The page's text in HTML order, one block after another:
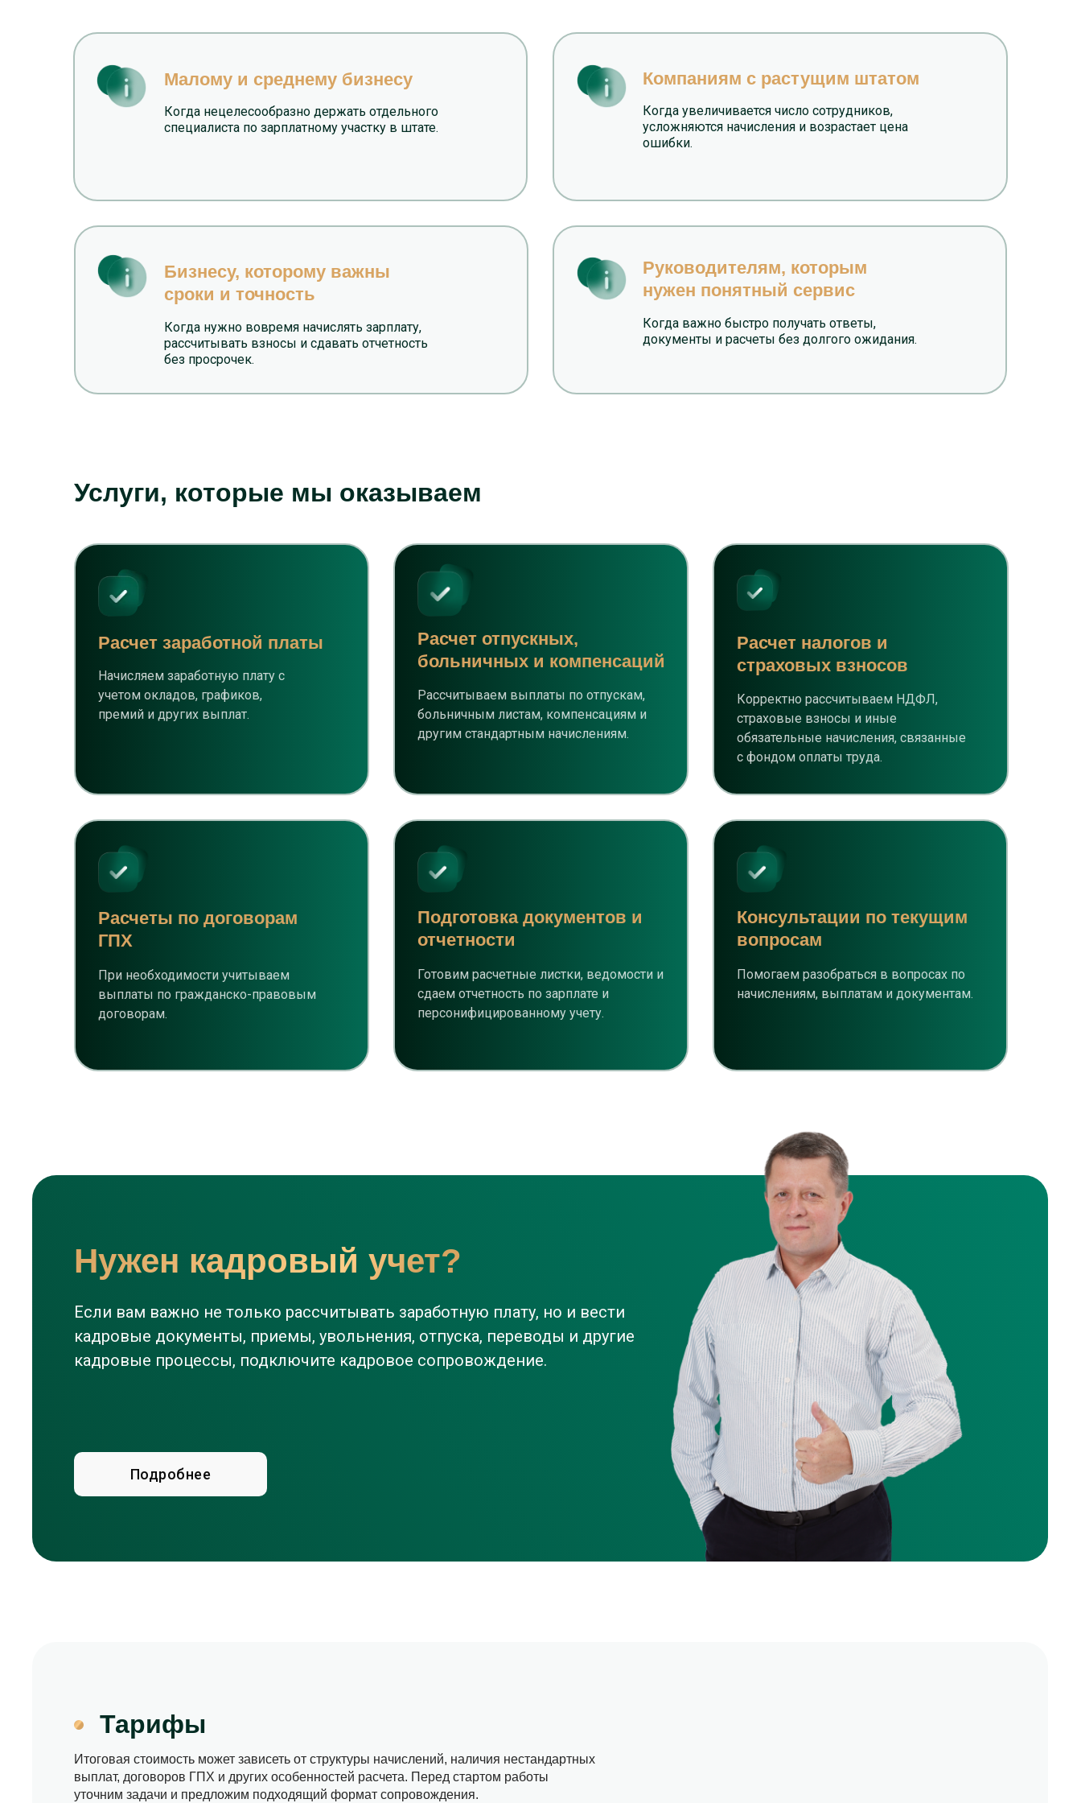
Малому и среднему бизнесу
Руководителям, которым
нужен понятный сервис
Бизнесу, которому важны
сроки и точность
Компаниям с растущим штатом
Когда нецелесообразно держать отдельного
специалиста по зарплатному участку в штате.
Когда важно быстро получать ответы,
документы и расчеты без долгого ожидания.
Когда нужно вовремя начислять зарплату,
рассчитывать взносы и сдавать отчетность
без просрочек.
Когда увеличивается число сотрудников,
усложняются начисления и возрастает цена
ошибки.
Услуги, которые мы оказываем
Корректно рассчитываем НДФЛ,
страховые взносы и иные
обязательные начисления, связанные
с фондом оплаты труда.
Расчет налогов и
страховых взносов
Подготовка документов и
отчетности
Расчеты по договорам
ГПХ
Готовим расчетные листки, ведомости и
сдаем отчетность по зарплате и
персонифицированному учету.
При необходимости учитываем
выплаты по гражданско-правовым
договорам.
Расчет отпускных,
больничных и компенсаций
Расчет заработной платы
Рассчитываем выплаты по отпускам,
больничным листам, компенсациям и
другим стандартным начислениям.
Начисляем заработную плату с
учетом окладов, графиков,
премий и других выплат.
Консультации по текущим
вопросам
Помогаем разобраться в вопросах по
начислениям, выплатам и документам.
Если вам важно не только рассчитывать заработную плату, но и вести
кадровые документы, приемы, увольнения, отпуска, переводы и другие
кадровые процессы, подключите кадровое сопровождение.
Нужен кадровый учет?
Подробнее
Тарифы
Итоговая стоимость может зависеть от структуры начислений, наличия нестандартных
выплат, договоров ГПХ и других особенностей расчета. Перед стартом работы
уточним задачи и предложим подходящий формат сопровождения.